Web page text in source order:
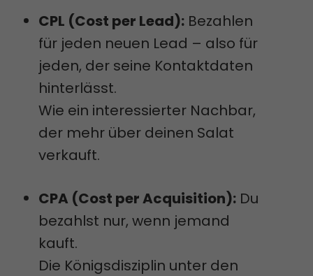
CPL (Cost per Lead): Bezahlen
für jeden neuen Lead – also für
jeden, der seine Kontaktdaten
hinterlässt.
Wie ein interessierter Nachbar,
der mehr über deinen Salat
verkauft.
CPA (Cost per Acquisition): Du
bezahlst nur, wenn jemand
kauft.
Die Königsdisziplin unter den